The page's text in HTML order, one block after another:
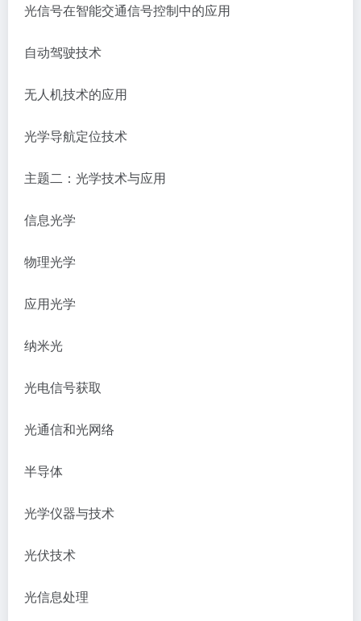
光信号在智能交通信号控制中的应用
自动驾驶技术
无人机技术的应用
光学导航定位技术
主题二：光学技术与应用
信息光学
物理光学
应用光学
纳米光
光电信号获取
光通信和光网络
半导体
光学仪器与技术
光伏技术
光信息处理